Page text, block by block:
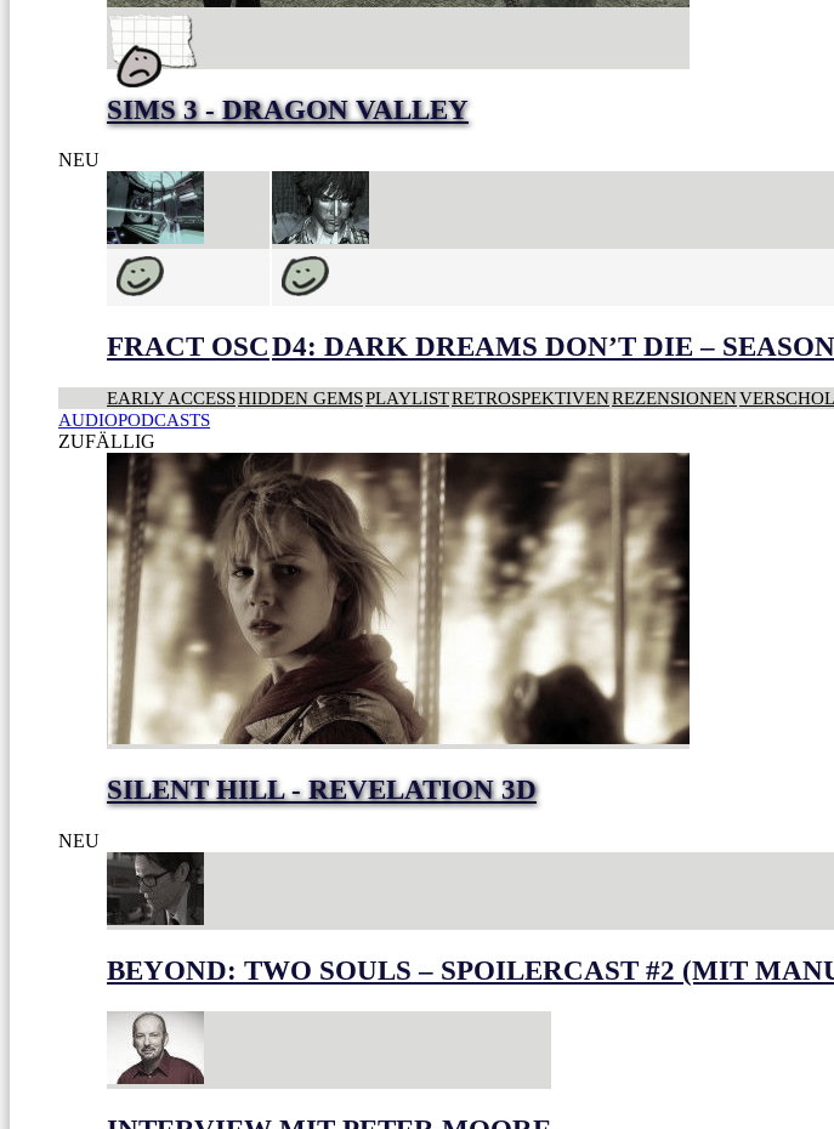
SIMS 3 - DRAGON VALLEY
NEU
FRACT OSCD4: DARK DREAMS DON’T DIE –
EARLY ACCESSHIDDEN GEMSPLAYLISTRETROSPEKTIVENREZENSIONEN
AUDIOPODCASTS
ZUFÄLLIG
SILENT HILL - REVELATION 3D
NEU
BEYOND: TWO SOULS – SPOILERCAST #2 (MIT